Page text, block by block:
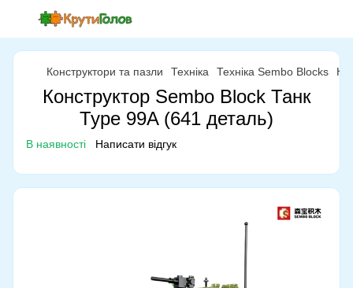
Конструктори та пазли Техніка Техніка Sembo Blocks
Конструктор Sembo Block Танк
Type 99A (641 деталь)
В наявності Написати відгук